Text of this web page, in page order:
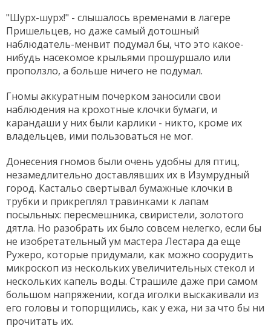
"Шурх-шурх!" - слышалось временами в лагере
Пришельцев, но даже самый дотошный
наблюдатель-менвит подумал бы, что это какое-
нибудь насекомое крыльями прошуршало или
проползло, а больше ничего не подумал.
Гномы аккуратным почерком заносили свои
наблюдения на крохотные клочки бумаги, и
карандаши у них были карлики - никто, кроме их
владельцев, ими пользоваться не мог.
Донесения гномов были очень удобны для птиц,
незамедлительно доставлявших их в Изумрудный
город. Кастальо свертывал бумажные клочки в
трубки и прикреплял травинками к лапам
посыльных: пересмешника, свиристели, золотого
дятла. Но разобрать их было совсем нелегко, если бы
не изобретательный ум мастера Лестара да еще
Ружеро, которые придумали, как можно соорудить
микроскоп из нескольких увеличительных стекол и
нескольких капель воды. Страшиле даже при самом
большом напряжении, когда иголки выскакивали из
его головы и топорщились, как у ежа, ни за что бы ни
прочитать их.